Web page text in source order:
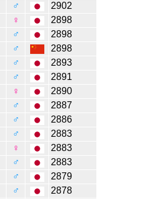
♂
2902
♀
2898
♂
2898
♂
2898
♂
2893
♂
2891
♀
2890
♂
2887
♂
2886
♂
2883
♀
2883
♂
2883
♂
2879
♂
2878